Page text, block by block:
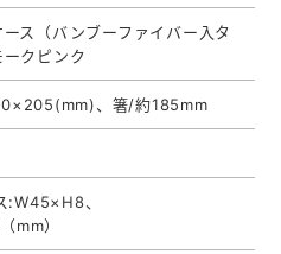
ス（バンブーファイバー入タ
クピンク
、箸/約185mm
:W45×H8、
mm）